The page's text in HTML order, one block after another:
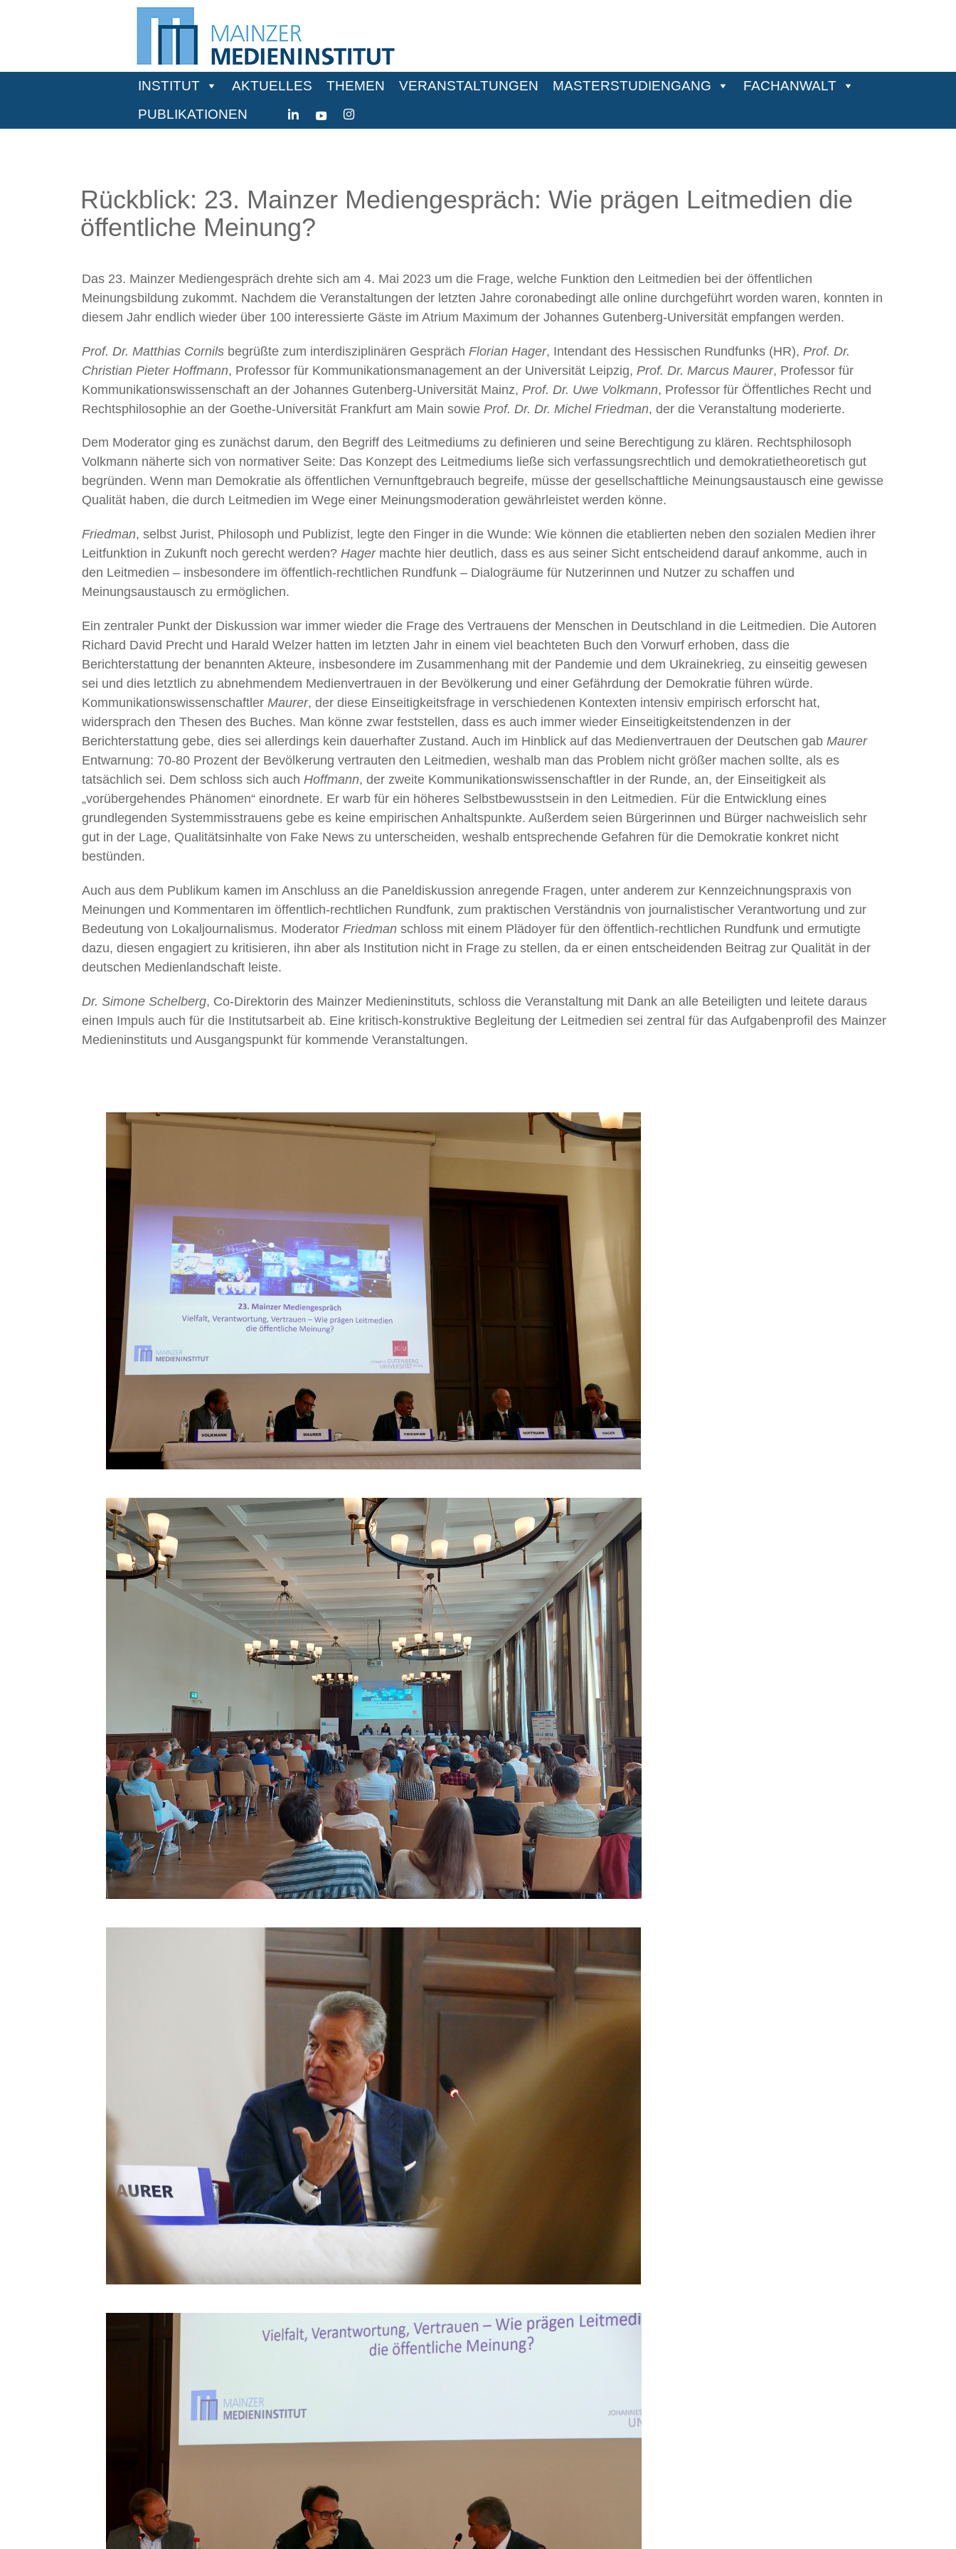
INSTITUT AKTUELLES THEMEN VERANSTALTUNGEN MASTERSTUDIENGANG
FACHANWALT
PUBLIKATIONEN
Rückblick: 23. Mainzer Mediengespräch: Wie prägen Leitmedien die
öffentliche Meinung?
Das 23. Mainzer Mediengespräch drehte sich am 4. Mai 2023 um die Frage, welche Funktion den Leitmedien bei der öffentlichen
Meinungsbildung zukommt. Nachdem die Veranstaltungen der letzten Jahre coronabedingt alle online durchgeführt worden waren, konnten in
diesem Jahr endlich wieder über 100 interessierte Gäste im Atrium Maximum der Johannes Gutenberg-Universität empfangen werden.
Prof. Dr. Matthias Cornils begrüßte zum interdisziplinären Gespräch Florian Hager, Intendant des Hessischen Rundfunks (HR), Prof. Dr.
Christian Pieter Hoffmann, Professor für Kommunikationsmanagement an der Universität Leipzig, Prof. Dr. Marcus Maurer, Professor für
Kommunikationswissenschaft an der Johannes Gutenberg-Universität Mainz, Prof. Dr. Uwe Volkmann, Professor für Öffentliches Recht und
Rechtsphilosophie an der Goethe-Universität Frankfurt am Main sowie Prof. Dr. Dr. Michel Friedman, der die Veranstaltung moderierte.
Dem Moderator ging es zunächst darum, den Begriff des Leitmediums zu definieren und seine Berechtigung zu klären. Rechtsphilosoph
Volkmann näherte sich von normativer Seite: Das Konzept des Leitmediums ließe sich verfassungsrechtlich und demokratietheoretisch gut
begründen. Wenn man Demokratie als öffentlichen Vernunftgebrauch begreife, müsse der gesellschaftliche Meinungsaustausch eine gewisse
Qualität haben, die durch Leitmedien im Wege einer Meinungsmoderation gewährleistet werden könne.
Friedman, selbst Jurist, Philosoph und Publizist, legte den Finger in die Wunde: Wie können die etablierten neben den sozialen Medien ihrer
Leitfunktion in Zukunft noch gerecht werden? Hagermachte hier deutlich, dass es aus seiner Sicht entscheidend darauf ankomme, auch in
den Leitmedien – insbesondere im öffentlich-rechtlichen Rundfunk – Dialogräume für Nutzerinnen und Nutzer zu schaffen und
Meinungsaustausch zu ermöglichen.
Ein zentraler Punkt der Diskussion war immer wieder die Frage des Vertrauens der Menschen in Deutschland in die Leitmedien. Die Autoren
Richard David Precht und Harald Welzer hatten im letzten Jahr in einem viel beachteten Buch den Vorwurf erhoben, dass die
Berichterstattung der benannten Akteure, insbesondere im Zusammenhang mit der Pandemie und dem Ukrainekrieg, zu einseitig gewesen
sei und dies letztlich zu abnehmendem Medienvertrauen in der Bevölkerung und einer Gefährdung der Demokratie führen würde.
Kommunikationswissenschaftler Maurer, der diese Einseitigkeitsfrage in verschiedenen Kontexten intensiv empirisch erforscht hat,
widersprach den Thesen des Buches. Man könne zwar feststellen, dass es auch immer wieder Einseitigkeitstendenzen in der
Berichterstattung gebe, dies sei allerdings kein dauerhafter Zustand. Auch im Hinblick auf das Medienvertrauen der Deutschen gab Maurer
Entwarnung: 70-80 Prozent der Bevölkerung vertrauten den Leitmedien, weshalb man das Problem nicht größer machen sollte, als es
tatsächlich sei. Dem schloss sich auch Hoffmann, der zweite Kommunikationswissenschaftler in der Runde, an, der Einseitigkeit als
„vorübergehendes Phänomen“ einordnete. Er warb für ein höheres Selbstbewusstsein in den Leitmedien. Für die Entwicklung eines
grundlegenden Systemmisstrauens gebe es keine empirischen Anhaltspunkte. Außerdem seien Bürgerinnen und Bürger nachweislich sehr
gut in der Lage, Qualitätsinhalte von Fake News zu unterscheiden, weshalb entsprechende Gefahren für die Demokratie konkret nicht
bestünden.
Auch aus dem Publikum kamen im Anschluss an die Paneldiskussion anregende Fragen, unter anderem zur Kennzeichnungspraxis von
Meinungen und Kommentaren im öffentlich-rechtlichen Rundfunk, zum praktischen Verständnis von journalistischer Verantwortung und zur
Bedeutung von Lokaljournalismus. Moderator Friedman schloss mit einem Plädoyer für den öffentlich-rechtlichen Rundfunk und ermutigte
dazu, diesen engagiert zu kritisieren, ihn aber als Institution nicht in Frage zu stellen, da er einen entscheidenden Beitrag zur Qualität in der
deutschen Medienlandschaft leiste.
Dr. Simone Schelberg, Co-Direktorin des Mainzer Medieninstituts, schloss die Veranstaltung mit Dank an alle Beteiligten und leitete daraus
einen Impuls auch für die Institutsarbeit ab. Eine kritisch-konstruktive Begleitung der Leitmedien sei zentral für das Aufgabenprofil des Mainzer
Medieninstituts und Ausgangspunkt für kommende Veranstaltungen.